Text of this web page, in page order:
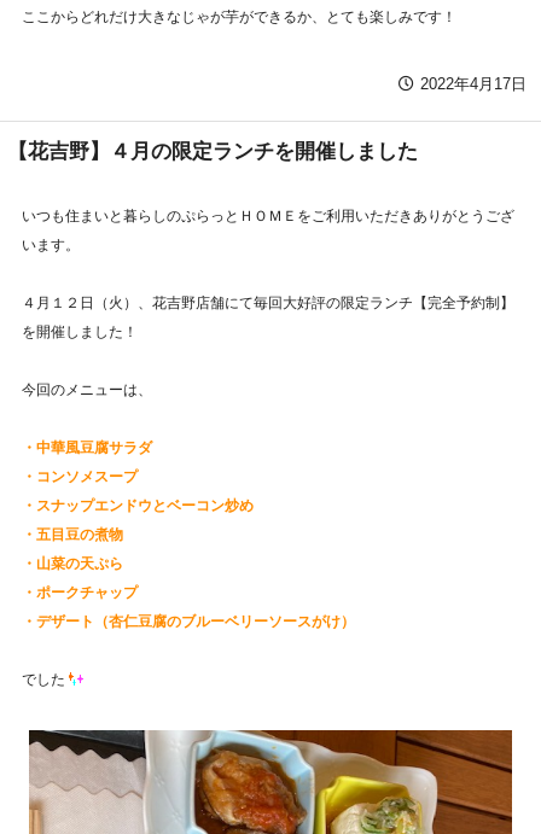
ここからどれだけ大きなじゃが芋ができるか、とても楽しみです！
2022年4月17日
【花吉野】４月の限定ランチを開催しました
いつも住まいと暮らしのぷらっとＨＯＭＥをご利用いただきありがとうござ
います。
４月１２日（火）、花吉野店舗にて毎回大好評の限定ランチ【完全予約制】
を開催しました！
今回のメニューは、
・中華風豆腐サラダ
・コンソメスープ
・スナップエンドウとベーコン炒め
・五目豆の煮物
・山菜の天ぷら
・ポークチャップ
・デザート（杏仁豆腐のブルーベリーソースがけ）
でした